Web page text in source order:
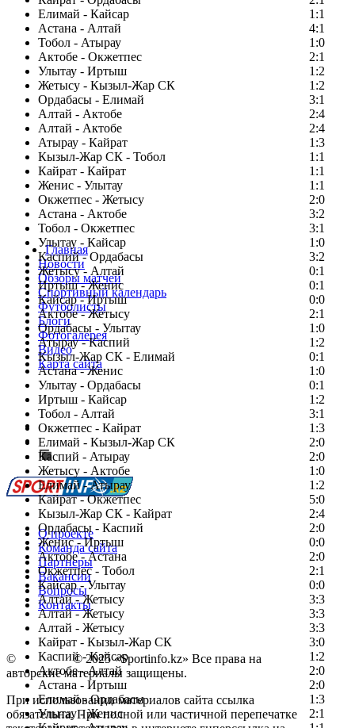
Елимай - Кайсар
1:1
Астана - Алтай
4:1
Тобол - Атырау
1:0
Актобе - Окжетпес
2:1
Улытау - Иртыш
1:2
Жетысу - Кызыл-Жар СК
1:2
Ордабасы - Елимай
3:1
Алтай - Актобе
2:4
Алтай - Актобе
2:4
Атырау - Кайрат
1:3
Кызыл-Жар СК - Тобол
1:1
Кайрат - Кайрат
1:1
Женис - Улытау
1:1
Окжетпес - Жетысу
2:0
Астана - Актобе
3:2
Тобол - Окжетпес
3:1
Улытау - Кайсар
1:0
Каспий - Ордабасы
3:2
Жетысу - Алтай
0:1
Иртыш - Женис
0:1
Кайсар - Иртыш
0:0
Актобе - Жетысу
2:1
Ордабасы - Улытау
1:0
Атырау - Каспий
1:2
Кызыл-Жар СК - Елимай
0:1
Астана - Женис
1:0
Улытау - Ордабасы
0:1
Иртыш - Кайсар
1:2
Тобол - Алтай
3:1
Окжетпес - Кайрат
1:3
Елимай - Кызыл-Жар СК
2:0
Каспий - Атырау
2:0
Жетысу - Актобе
1:0
Елимай - Атырау
1:2
Кайрат - Окжетпес
5:0
Кызыл-Жар СК - Кайрат
2:4
Ордабасы - Каспий
2:0
Женис - Иртыш
0:0
Актобе - Астана
2:0
Окжетпес - Тобол
2:1
Кайсар - Улытау
0:0
Алтай - Жетысу
3:3
Алтай - Жетысу
3:3
Алтай - Жетысу
3:3
Кайрат - Кызыл-Жар СК
3:0
Каспий - Кайсар
1:2
Актобе - Алтай
2:0
Астана - Иртыш
2:0
Елимай - Ордабасы
1:3
Улытау - Женис
2:1
Главная
Новости
Обзоры матчей
Спортивный календарь
Футболисты
Блоги
Фотогалерея
Видео
Карта сайта
Есть идея?
Сообщить о мероприятии
Перейти на старый сайт
О проекте
Команда сайта
Партнеры
Вакансии
Вопросы
Контакты
© Copyright© 2025 «Sportinfo.kz» Все права на
авторские материалы защищены.
При использовании материалов сайта ссылка
обязательна. При полной или частичной перепечатке